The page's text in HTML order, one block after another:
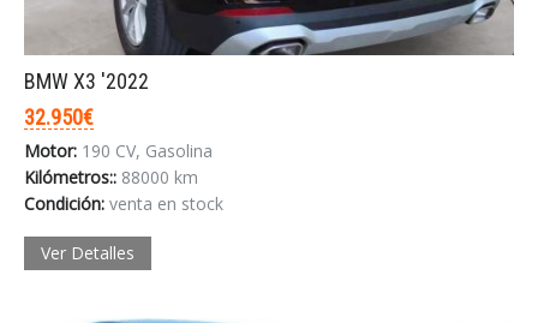
Acceder
BMW X3 '2022
32.950€
Motor: 190 CV, Gasolina
Kilómetros:: 88000 km
Condición: venta en stock
Ver Detalles